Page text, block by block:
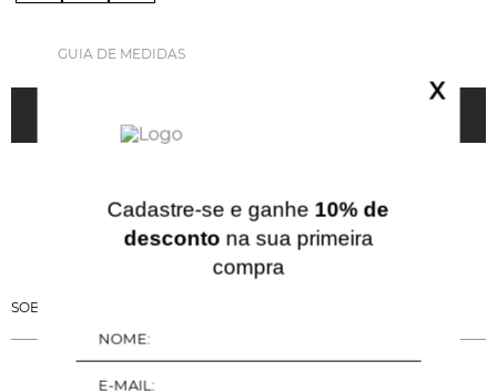
X
Cadastre-se e ganhe 10% de
desconto na sua primeira
compra
GUIA DE MEDIDAS
SOBRE ESSA PEÇA